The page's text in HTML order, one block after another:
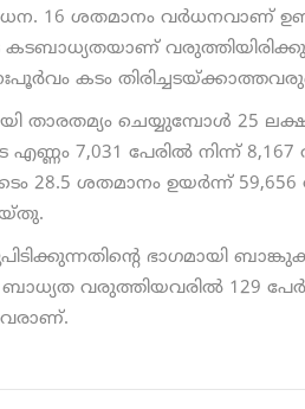
16 ശതമാനം വര്‍ധനവാണ്
കടം
താരതമ്യം ചെയ്യുമ്പോള്‍ 25
7,031 പേരില്‍ നിന്ന്
28.5 ശതമാനം ഉയര്‍ന്ന്
ഭാഗമായി
ബാധ്യത വരുത്തിയവരില്‍ 129